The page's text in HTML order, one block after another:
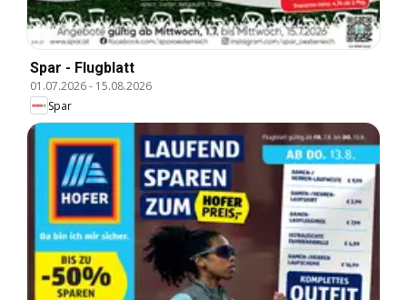
Spar - Flugblatt
01.07.2026- 15.08.2026
Spar